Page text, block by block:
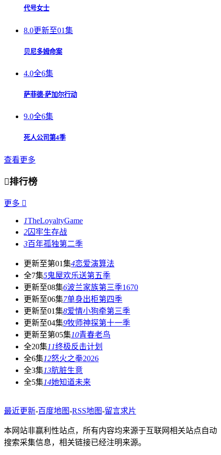
代号女士
8.0更新至01集
贝尼多姆命案
4.0全6集
萨菲德·萨加尔行动
9.0全6集
死人公司第4季
查看更多
排行榜
更多 
1TheLoyaltyGame
2囚牢生存战
3百年孤独第二季
更新至第01集4恋爱演算法
全7集5鬼屋欢乐送第五季
更新至08集6波兰家族第三季1670
更新至06集7单身出柜第四季
更新至01集8爱情小狗牵第三季
更新至04集9牧师神探第十一季
更新至第05集10青春老鸟
全20集11终极反击计划
全6集12怒火之拳2026
全3集13肮脏生意
全5集14她知道未来
最近更新-百度地图-RSS地图-留言求片
本网站非赢利性站点，所有内容均来源于互联网相关站点自动
搜索采集信息，相关链接已经注明来源。